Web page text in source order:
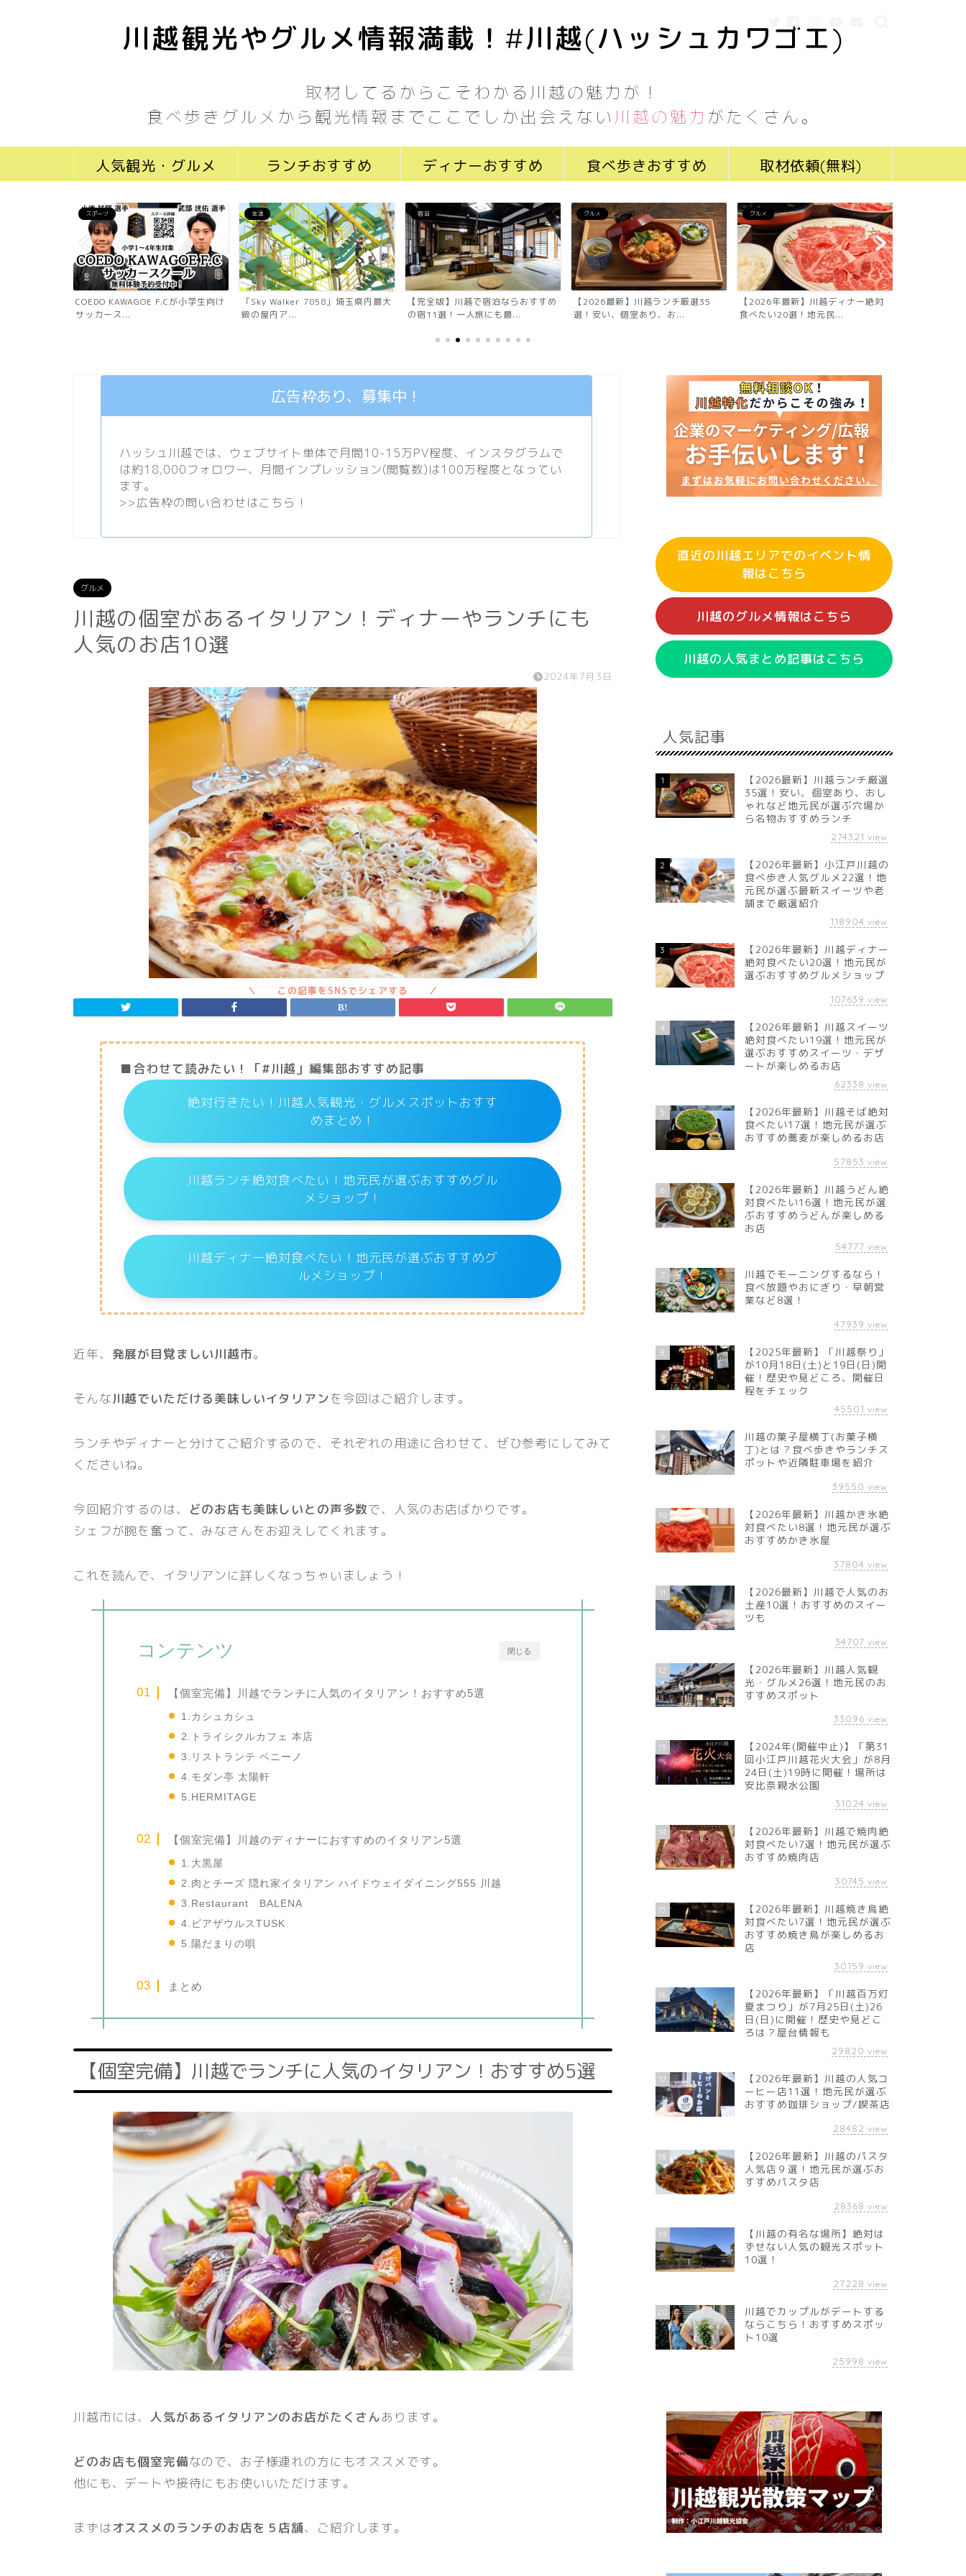
川越観光やグルメ情報満載！#川越(ハッシュカワゴエ)
取材してるからこそわかる川越の魅力が！
食べ歩きグルメから観光情報までここでしか出会えない 川越の魅力 がたくさん。
人気観光・グルメ ランチおすすめ ディナーおすすめ 食べ歩きおすすめ 取材依頼(無料)
スポーツ
COEDO KAWAGOE F.Cが小学生向け
サッカース...
生活
「Sky Walker 7058」埼玉県内最大
級の屋内ア...
宿泊
【完全版】川越で宿泊ならおすすめ
の宿11選！一人旅にも最...
グルメ
【2026最新】川越ランチ厳選35
選！安い、個室あり、お...
グルメ
【2026年最新】川越ディナー絶対
食べたい20選！地元民...
広告枠あり、募集中！
ハッシュ川越では、ウェブサイト単体で月間10-15万PV程度、 インスタグラムで
は約18,000フォロワー、月間インプレッション(閲覧数)は100万程度となってい
ます。
>>広告枠の問い合わせはこちら！
グルメ
川越の個室があるイタリアン！ディナーやランチにも
人気のお店10選
2024年7月3日
■合わせて読みたい！「#川越」編集部おすすめ記事
絶対行きたい！川越人気観光・グルメスポットおすす
めまとめ！
川越ランチ絶対食べたい！地元民が選ぶおすすめグル
メショップ！
川越ディナー絶対食べたい！地元民が選ぶおすすめグ
ルメショップ！
近年、 発展が目覚ましい川越市。
そんな川越でいただける美味しいイタリアンを今回はご紹介します。
ランチやディナーと分けてご紹介するので、それぞれの用途に合わせて、ぜひ参考にしてみて
くださいね。
今回紹介するのは、 どのお店も美味しいとの声多数で、人気のお店ばかりです。
シェフが腕を奮って、みなさんをお迎えしてくれます。
これを読んで、イタリアンに詳しくなっちゃいましょう！
閉じる
コンテンツ
【個室完備】川越でランチに人気のイタリアン！おすすめ5選
1.カシュカシュ
2.トライシクルカフェ 本店
3.リストランテ ベニーノ
4.モダン亭 太陽軒
5.HERMITAGE
【個室完備】川越のディナーにおすすめのイタリアン5選
1.大黒屋
2.肉とチーズ 隠れ家イタリアン ハイドウェイダイニング555 川越
3.Restaurant BALENA
4.ビアザウルスTUSK
5.陽だまりの唄
まとめ
【個室完備】川越でランチに人気のイタリアン！おすすめ5選
川越市には、人気があるイタリアンのお店がたくさんあります。
どのお店も個室完備なので、お子様連れの方にもオススメです。
他にも、デートや接待にもお使いいただけます。
まずはオススメのランチのお店を５店舗、ご紹介します。
直近の川越エリアでのイベント情
報はこちら
川越のグルメ情報はこちら
川越の人気まとめ記事はこちら
人気記事
1
【2026最新】川越ランチ厳選
35選！安い、個室あり、おし
ゃれなど地元民が選ぶ穴場か
ら名物おすすめランチ
274321 view
2
【2026年最新】小江戸川越の
食べ歩き人気グルメ22選！地
元民が選ぶ最新スイーツや老
舗まで厳選紹介
118904 view
3
【2026年最新】川越ディナー
絶対食べたい20選！地元民が
選ぶおすすめグルメショップ
107639 view
4
【2026年最新】川越スイーツ
絶対食べたい19選！地元民が
選ぶおすすめスイーツ・デザ
ートが楽しめるお店
62338 view
5
【2026年最新】川越そば絶対
食べたい17選！地元民が選ぶ
おすすめ蕎麦が楽しめるお店
57853 view
6
【2026年最新】川越うどん絶
対食べたい16選！地元民が選
ぶおすすめうどんが楽しめる
お店
54777 view
7
川越でモーニングするなら！
食べ放題やおにぎり・早朝営
業など8選！
47939 view
8
【2025年最新】「川越祭り」
が10月18日(土)と19日(日)開
催！歴史や見どころ、開催日
程をチェック
45501 view
9
川越の菓子屋横丁(お菓子横
丁)とは？食べ歩きやランチス
ポットや近隣駐車場を紹介
39550 view
10
【2026年最新】川越かき氷絶
対食べたい8選！地元民が選ぶ
おすすめかき氷屋
37804 view
11
【2026最新】川越で人気のお
土産10選！おすすめのスイー
ツも
34707 view
12
【2026年最新】川越人気観
光・グルメ26選！地元民のお
すすめスポット
33096 view
13
【2024年(開催中止)】「第31
回小江戸川越花火大会」が8月
24日(土)19時に開催！場所は
安比奈親水公園
31024 view
14
【2026年最新】川越で焼肉絶
対食べたい7選！地元民が選ぶ
おすすめ焼肉店
30745 view
15
【2026年最新】川越焼き鳥絶
対食べたい7選！地元民が選ぶ
おすすめ焼き鳥が楽しめるお
店
30159 view
16
【2026年最新】「川越百万灯
夏まつり」が7月25日(土)26
日(日)に開催！歴史や見どこ
ろは？屋台情報も
29820 view
17
【2026年最新】川越の人気コ
ーヒー店11選！地元民が選ぶ
おすすめ珈琲ショップ/喫茶店
28482 view
18
【2026年最新】川越のパスタ
人気店９選！地元民が選ぶお
すすめパスタ店
28368 view
19
【川越の有名な場所】絶対は
ずせない人気の観光スポット
10選！
27228 view
20
川越でカップルがデートする
ならこちら！おすすめスポッ
ト10選
25998 view